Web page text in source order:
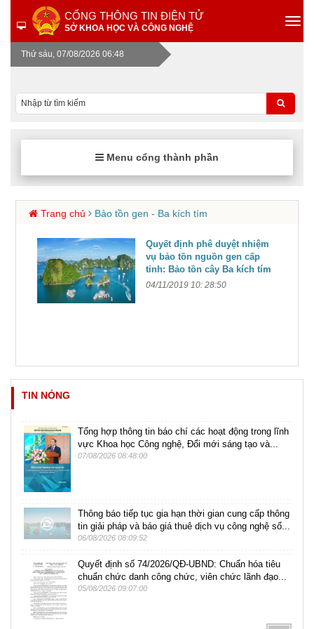
CỔNG THÔNG TIN ĐIỆN TỬ
SỞ KHOA HỌC VÀ CÔNG NGHỆ
Thứ sáu, 07/08/2026 06:48
Menu cổng thành phần
Trang chủ Bảo tồn gen - Ba kích tím
Quyết định phê duyệt nhiệm
vụ bảo tồn nguồn gen cấp
tỉnh: Bảo tồn cây Ba kích tím
04/11/2019 10: 28:50
TIN NÓNG
Tổng hợp thông tin báo chí các hoạt động trong lĩnh
vực Khoa học Công nghệ, Đổi mới sáng tạo và...
07/08/2026 08:48:00
Thông báo tiếp tục gia hạn thời gian cung cấp thông
tin giải pháp và báo giá thuê dịch vụ công nghệ số...
06/08/2026 08:09:52
Quyết định số 74/2026/QĐ-UBND: Chuẩn hóa tiêu
chuẩn chức danh công chức, viên chức lãnh đạo...
05/08/2026 09:07:00